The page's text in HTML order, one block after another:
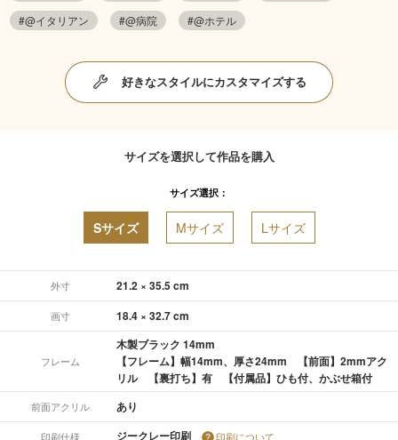
#@イタリアン
#@病院 #@ホテル
好きなスタイルにカスタマイズする
サイズを選択して作品を購入
サイズ選択：
Sサイズ Mサイズ Lサイズ
外寸 21.2 × 35.5 cm
画寸 18.4 × 32.7 cm
フレーム
木製ブラック 14mm
【フレーム】幅14mm、厚さ24mm 【前面】2mmアク
リル 【裏打ち】有 【付属品】ひも付、かぶせ箱付
前面アクリル あり
印刷仕様 ジークレー印刷 印刷について